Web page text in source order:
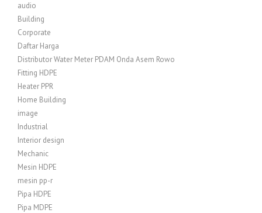
audio
Building
Corporate
Daftar Harga
Distributor Water Meter PDAM Onda Asem Rowo
Fitting HDPE
Heater PPR
Home Building
image
Industrial
Interior design
Mechanic
Mesin HDPE
mesin pp-r
Pipa HDPE
Pipa MDPE